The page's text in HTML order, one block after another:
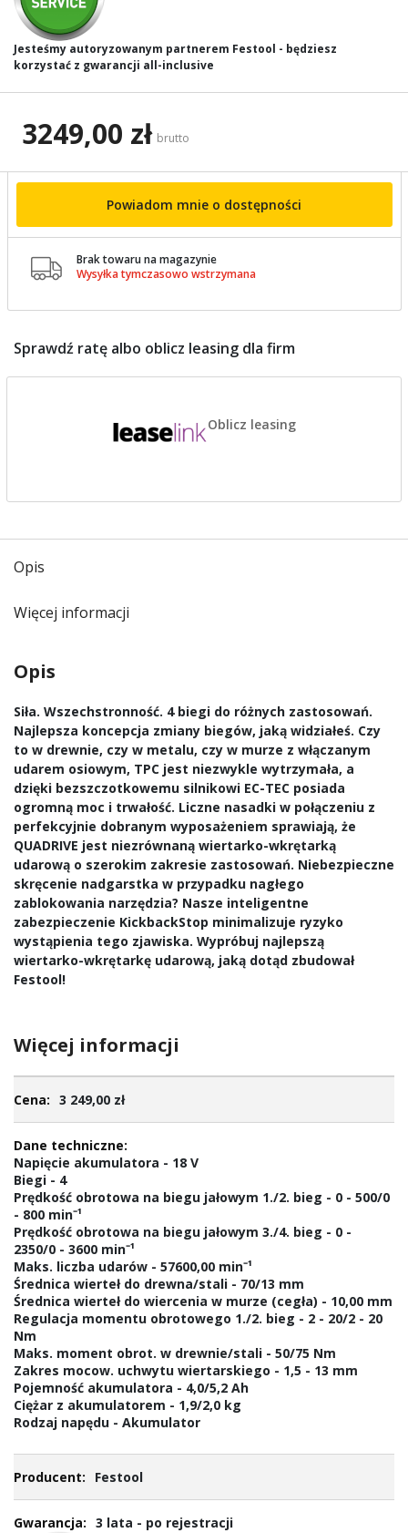
Jesteśmy autoryzowanym partnerem Festool - będziesz
korzystać z gwarancji all-inclusive
3249,00 zł brutto
Powiadom mnie o dostępności

Brak towaru na magazynie
Wysyłka tymczasowo wstrzymana
Sprawdź ratę albo oblicz leasing dla firm
Oblicz leasing
Opis
Więcej informacji
Opis
Siła. Wszechstronność. 4 biegi do różnych zastosowań.
Najlepsza koncepcja zmiany biegów, jaką widziałeś. Czy
to w drewnie, czy w metalu, czy w murze z włączanym
udarem osiowym, TPC jest niezwykle wytrzymała, a
dzięki bezszczotkowemu silnikowi EC-TEC posiada
ogromną moc i trwałość. Liczne nasadki w połączeniu z
perfekcyjnie dobranym wyposażeniem sprawiają, że
QUADRIVE jest niezrównaną wiertarko-wkrętarką
udarową o szerokim zakresie zastosowań. Niebezpieczne
skręcenie nadgarstka w przypadku nagłego
zablokowania narzędzia? Nasze inteligentne
zabezpieczenie KickbackStop minimalizuje ryzyko
wystąpienia tego zjawiska. Wypróbuj najlepszą
wiertarko-wkrętarkę udarową, jaką dotąd zbudował
Festool!
Więcej informacji
informacji3 249,00 zł
Napięcie akumulatora - 18 V
Biegi - 4
Prędkość obrotowa na biegu jałowym 1./2. bieg - 0 - 500/0
- 800 min⁻¹
Prędkość obrotowa na biegu jałowym 3./4. bieg - 0 -
2350/0 - 3600 min⁻¹
Maks. liczba udarów - 57600,00 min⁻¹
Średnica wierteł do drewna/stali - 70/13 mm
Średnica wierteł do wiercenia w murze (cegła) - 10,00 mm
Regulacja momentu obrotowego 1./2. bieg - 2 - 20/2 - 20
Nm
Maks. moment obrot. w drewnie/stali - 50/75 Nm
Zakres mocow. uchwytu wiertarskiego - 1,5 - 13 mm
Pojemność akumulatora - 4,0/5,2 Ah
Ciężar z akumulatorem - 1,9/2,0 kg
Rodzaj napędu - Akumulator
Festool
3 lata - po rejestracji